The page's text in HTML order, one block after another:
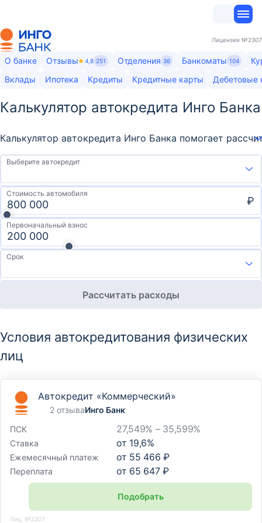
Лицензия №2307
О банке Отзывы 4,8 251 Отделения 36 Банкоматы 104
Вклады
Ипотека Кредиты Кредитные карты Дебетовые
Калькулятор автокредита Инго Банка
Калькулятор автокредита Инго Банка помогает
Выберите автокредит
Стоимость автомобиля
₽
Первоначальный взнос
Срок
Рассчитать расходы
Условия автокредитования физических
лиц
Автокредит «Коммерческий»
2 отзываИнго Банк
ПСК
27,549% – 35,599%
Ставка от 19,6%
Ежемесячный платеж от 55 466 ₽
Переплата от 65 647 ₽
Подобрать
Лиц. №2307